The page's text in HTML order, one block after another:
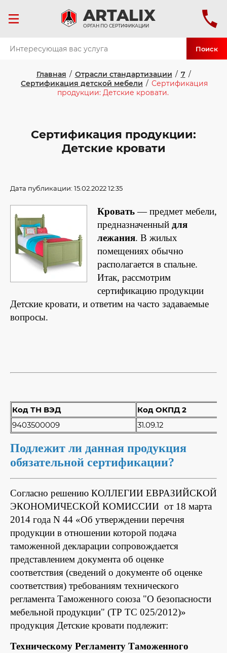
ARTALIX
ОРГАН ПО СЕРТИФИКАЦИИ
Поиск
Главная / Отрасли стандартизации / 7 /
Сертификация детской мебели / Сертификация
продукции: Детские кровати.
Сертификация продукции:
Детские кровати
Дата публикации: 15.02.2022 12:35
Кровать— предмет мебели,
предназначенный для
лежания. В жилых
помещениях обычно
располагается в спальне.
Итак, рассмотрим
сертификацию продукции
Детские кровати, и ответим на часто задаваемые
вопросы.
Код ТН ВЭД
Код ОКПД 2
9403500009
31.09.12
Подлежит ли данная продукция
обязательной сертификации?
Согласно решению КОЛЛЕГИИ ЕВРАЗИЙСКОЙ
ЭКОНОМИЧЕСКОЙ КОМИССИИ от 18 марта
2014 года N 44 «Об утверждении перечня
продукции в отношении которой подача
таможенной декларации сопровождается
представлением документа об оценке
соответствия (сведений о документе об оценке
соответствия) требованиям технического
регламента Таможенного союза "О безопасности
мебельной продукции" (ТР ТС 025/2012)»
продукция Детские кровати подлежит:
Техническому Регламенту Таможенного